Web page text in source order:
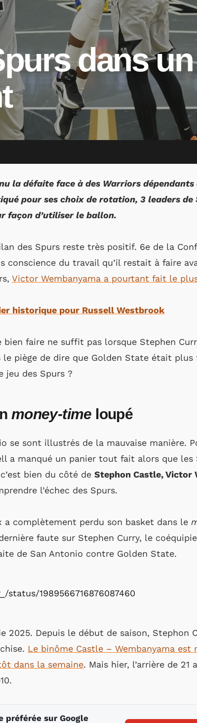
dans
la défaite face à des Warriors dépendants
pour ses choix de rotation, 3 leaders de
façon d’utiliser le ballon.
des Spurs reste très positif. 6e de la
conscience du travail qu’il restait à faire
Victor Wembanyama a pourtant fait le
historique pour Russell Westbrook
faire ne suffit pas lorsque Stephen
le piège de dire que Golden State était
jeu des Spurs ?
money-time loupé
se sont illustrés de la mauvaise manière.
a manqué un panier tout fait alors que
bien du côté de Stephon Castle, Victor
l’échec des Spurs.
a complètement perdu son basket dans le
faute sur Stephen Curry, le
de San Antonio contre Golden State.
1989566716876087460
2025. Depuis le début de saison, Stephon
Le binôme Castle – Wembanyama est
dans la semaine. Mais hier, l’arrière de
préférée sur Google